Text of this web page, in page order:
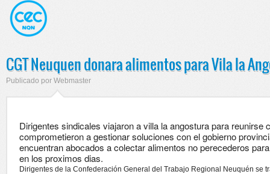
CGT Neuquen donara alimentos para Vila la
Publicado por Webmaster
Dirigentes sindicales viajaron a villa la angostura para reunirse
comprometieron a gestionar soluciones con el gobierno
encuentran abocados a colectar alimentos no perecederos
en los proximos dias.
Dirigentes de la Confederación General del Trabajo Regional Neuquén se